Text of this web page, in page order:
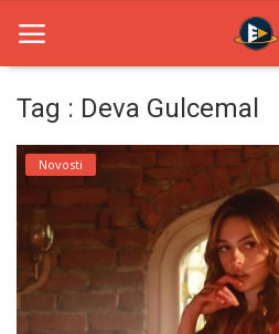
Home
Novosti
TV Serije
Filmovi
Tag : Deva Gulcemal
Novosti